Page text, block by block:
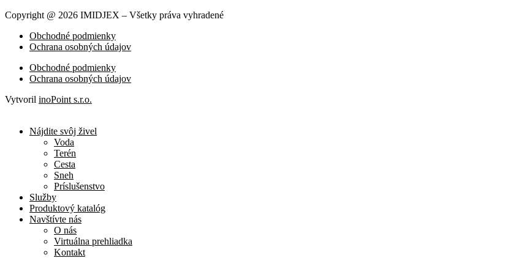
Copyright @ 2026 IMIDJEX – Všetky práva vyhradené
Obchodné podmienky
Ochrana osobných údajov
Obchodné podmienky
Ochrana osobných údajov
Vytvoril inoPoint s.r.o.
Nájdite svôj živel
Voda
Terén
Cesta
Sneh
Príslušenstvo
Služby
Produktový katalóg
Navštívte nás
O nás
Virtuálna prehliadka
Kontakt